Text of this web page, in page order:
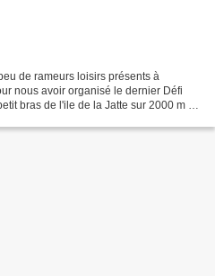
de rameurs loisirs présents à
nous avoir organisé le dernier Défi
bras de l'ile de la Jatte sur 2000 m en